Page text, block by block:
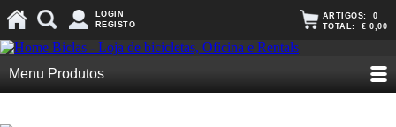
LOGIN
REGISTO
ARTIGOS: 0
TOTAL: € 0,00
Menu Produtos